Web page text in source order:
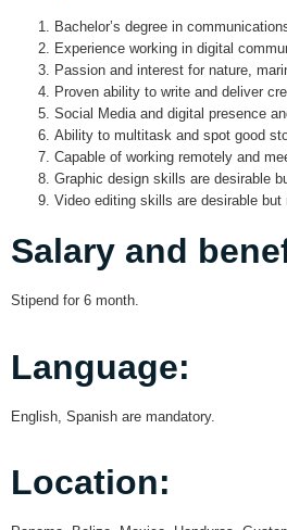
Bachelor’s degree in
Experience working in digital
Passion and interest for nature,
Proven ability to write and deliver
Social Media and digital presence
Ability to multitask and spot good
Capable of working remotely and
Graphic design skills are desirable
Video editing skills are desirable but
Salary and
Stipend for 6 month.
Language:
English, Spanish are mandatory.
Location: